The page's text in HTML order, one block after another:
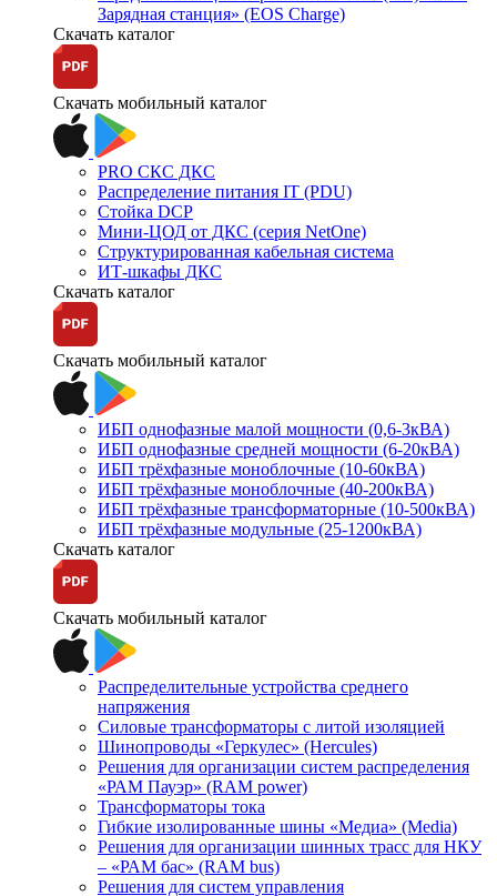
Зарядная станция» (EOS Charge)
Скачать каталог
Скачать мобильный каталог
PRO СКС ДКС
Распределение питания IT (PDU)
Стойка DCP
Мини-ЦОД от ДКС (серия NetOne)
Структурированная кабельная система
ИТ-шкафы ДКС
Скачать каталог
Скачать мобильный каталог
ИБП однофазные малой мощности (0,6-3кВА)
ИБП однофазные средней мощности (6-20кВА)
ИБП трёхфазные моноблочные (10-60кВА)
ИБП трёхфазные моноблочные (40-200кВА)
ИБП трёхфазные трансформаторные (10-500кВА)
ИБП трёхфазные модульные (25-1200кВА)
Скачать каталог
Скачать мобильный каталог
Распределительные устройства среднего
напряжения
Силовые трансформаторы с литой изоляцией
Шинопроводы «Геркулес» (Hercules)
Решения для организации систем распределения
«РАМ Пауэр» (RAM power)
Трансформаторы тока
Гибкие изолированные шины «Медиа» (Media)
Решения для организации шинных трасс для НКУ
– «РАМ бас» (RAM bus)
Решения для систем управления